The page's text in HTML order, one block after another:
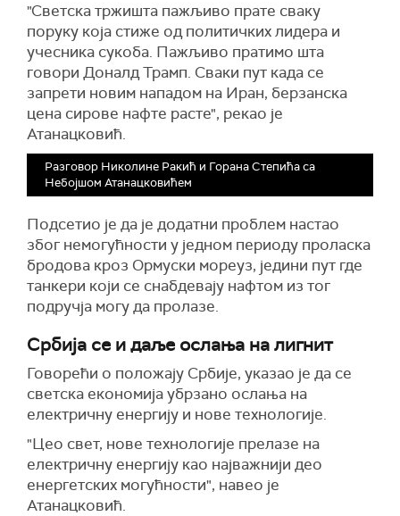
"Светска тржишта пажљиво прате сваку
поруку која стиже од политичких лидера и
учесника сукоба. Пажљиво пратимо шта
говори Доналд Трамп. Сваки пут када се
запрети новим нападом на Иран, берзанска
цена сирове нафте расте", рекао је
Атанацковић.
Разговор Николине Ракић и Горана Степића са
Небојшом Атанацковићем
Подсетио је да је додатни проблем настао
због немогућности у једном периоду проласка
бродова кроз Ормуски мореуз, једини пут где
танкери који се снабдевају нафтом из тог
подручја могу да пролазе.
Србија се и даље ослања на лигнит
Говорећи о положају Србије, указао је да се
светска економија убрзано ослања на
електричну енергију и нове технологије.
"Цео свет, нове технологије прелазе на
електричну енергију као најважнији део
енергетских могућности", навео је
Атанацковић.